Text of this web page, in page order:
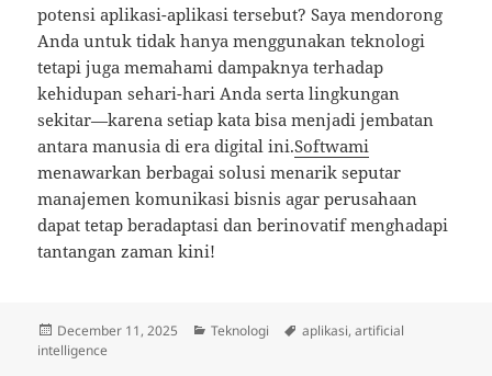
potensi aplikasi-aplikasi tersebut? Saya mendorong
Anda untuk tidak hanya menggunakan teknologi
tetapi juga memahami dampaknya terhadap
kehidupan sehari-hari Anda serta lingkungan
sekitar—karena setiap kata bisa menjadi jembatan
antara manusia di era digital ini.Softwami
menawarkan berbagai solusi menarik seputar
manajemen komunikasi bisnis agar perusahaan
dapat tetap beradaptasi dan berinovatif menghadapi
tantangan zaman kini!
Posted
on
December 11, 2025 Categories
Teknologi Tags
aplikasi,artificial
intelligence